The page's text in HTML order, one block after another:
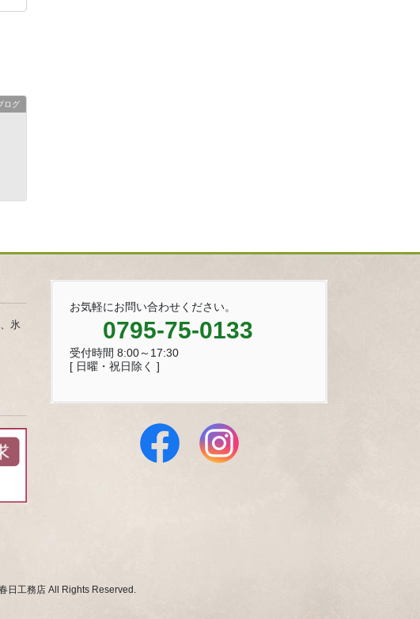
ログ
氷
お気軽にお問い合わせください。
0795-75-0133
受付時間 8:00～17:30
[ 日曜・祝日除く ]
工務店 All Rights Reserved.